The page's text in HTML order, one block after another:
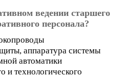
ведении старшего
персонала?
аппаратура системы
автоматики
и технологического